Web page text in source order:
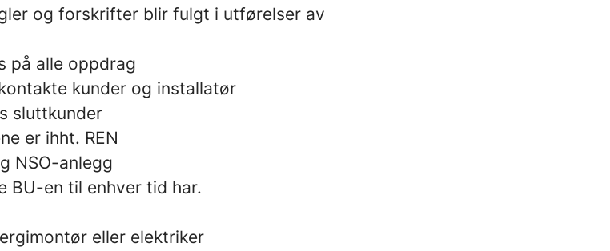
og forskrifter blir fulgt i utførelser av
på alle oppdrag
kunder og installatør
sluttkunder
er ihht. REN
NSO-anlegg
BU-en til enhver tid har.
eller elektriker